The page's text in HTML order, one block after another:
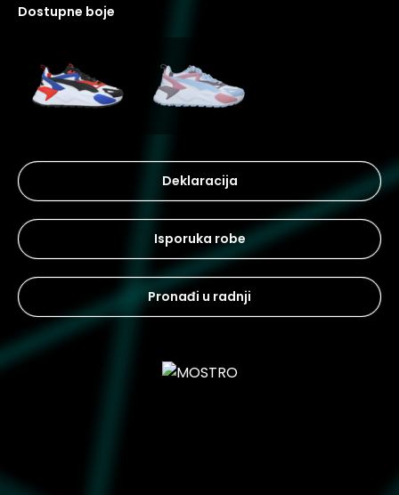
dostupne boje
Deklaracija
Isporuka robe
Pronađi u radnji